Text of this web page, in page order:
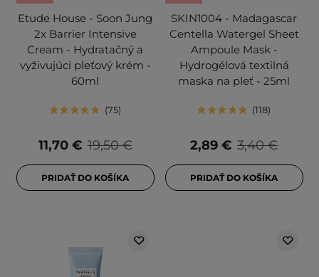
Etude House - Soon Jung
2x Barrier Intensive
Cream - Hydratačný a
vyživujúci pleťový krém -
60ml
75
19,50 €
11,70 €
PRIDAŤ DO KOŠÍKA
SKIN1004 - Madagascar
Centella Watergel Sheet
Ampoule Mask -
Hydrogélová textilná
maska na pleť - 25ml
118
3,40 €
2,89 €
PRIDAŤ DO KOŠÍKA